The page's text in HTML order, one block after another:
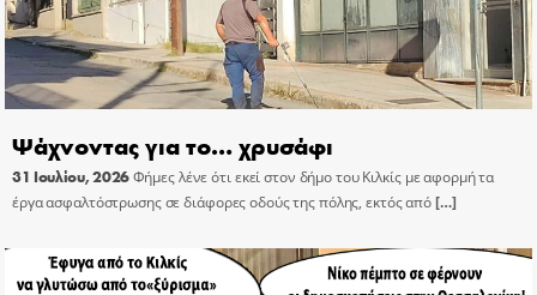
Ψάχνοντας για το… χρυσάφι
31 Ιουλίου, 2026Φήμες λένε ότι εκεί στον δήμο του Κιλκίς με αφορμή τα
έργα ασφαλτόστρωσης σε διάφορες οδούς της πόλης, εκτός από[…]